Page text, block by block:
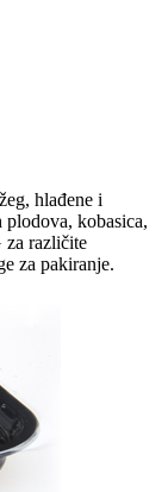
hlađene i
plodova, kobasica,
različite
za pakiranje.